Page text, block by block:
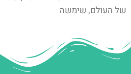
של העולם, שימשה